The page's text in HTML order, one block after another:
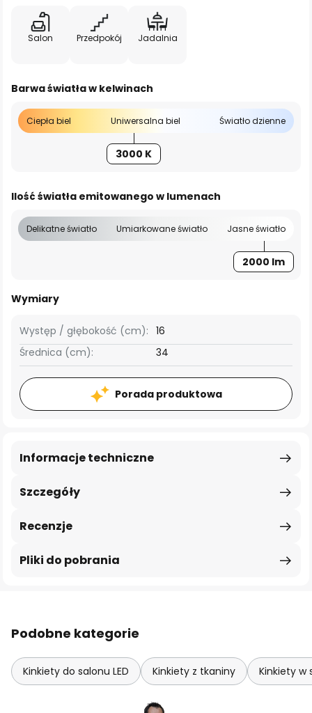
Salon Przedpokój Jadalnia
Barwa światła w kelwinach
Ciepła biel Uniwersalna biel Światło dzienne
3000 K
Ilość światła emitowanego w lumenach
Delikatne światło Umiarkowane światło Jasne światło
2000 lm
Wymiary
Występ / głębokość (cm): 16
Średnica (cm):
34
Porada produktowa
Szczegóły
Informacje techniczne
Recenzje
Pliki do pobrania
Podobne kategorie
Kinkiety do salonu LED Kinkiety z tkaniny Kinkiety w